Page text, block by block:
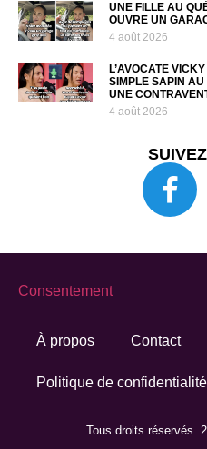
UNE FILLE AU
OUVRE UN
4 août 2026
L’AVOCATE
SIMPLE SAPIN AU
UNE
4 août 2026
Tous droits réservés.
À propos Contact
Politique de confidentialité
Consentement